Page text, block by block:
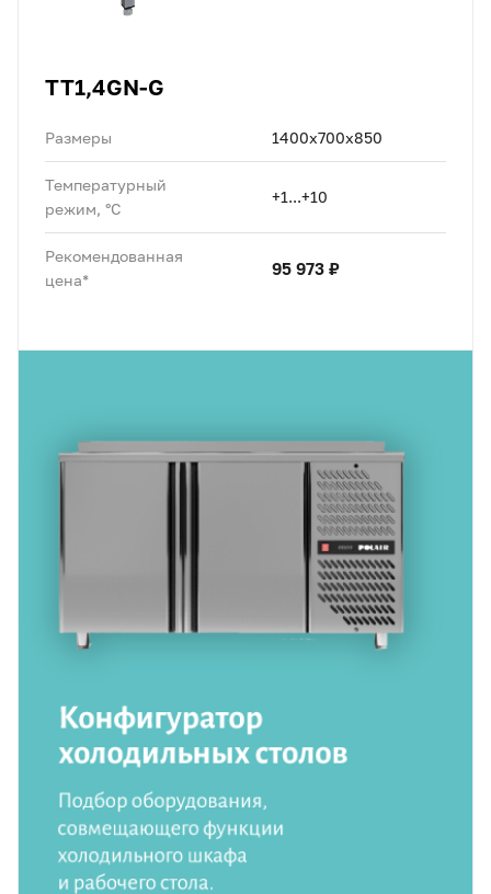
TT1,4GN-G
Размеры 1400х700х850
Температурный
режим, °C
+1...+10
Рекомендованная
цена*
95 973 ₽